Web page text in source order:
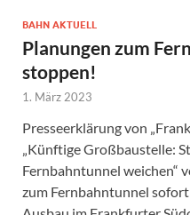
BAHN AKTUELL
Planungen zum
stoppen!
1. März 2023
Presseerklärung von
„Künftige Großbaustelle:
Fernbahntunnel weichen“
zum Fernbahntunnel